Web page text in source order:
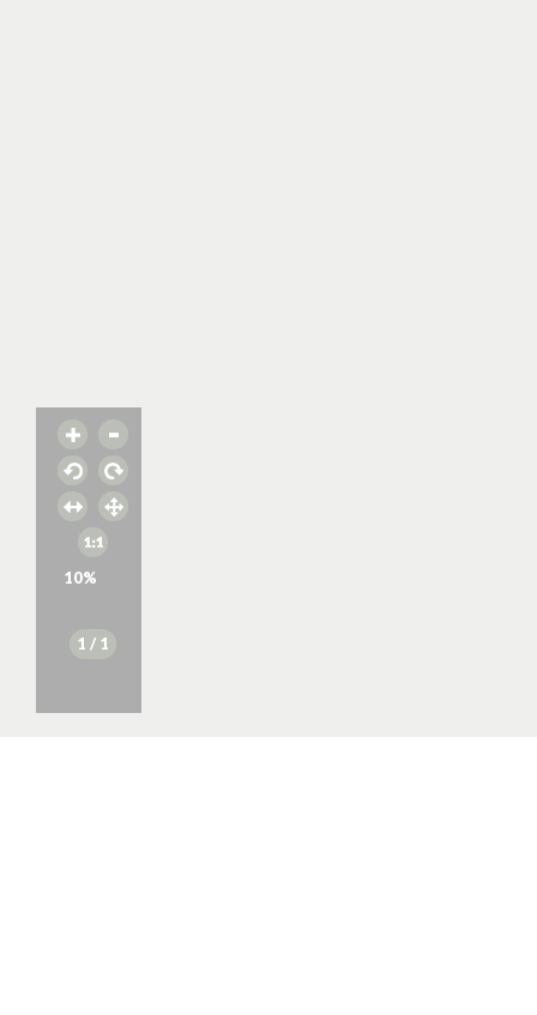
10%
1 / 1